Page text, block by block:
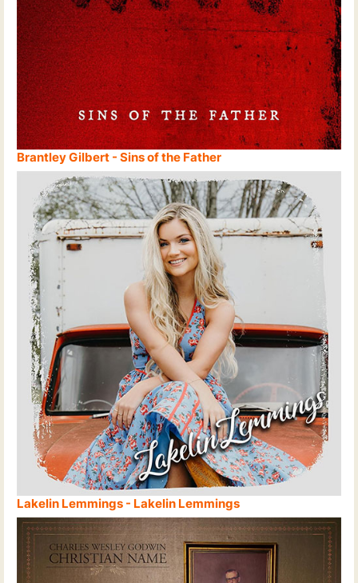
Brantley Gilbert - Sins of the Father
Lakelin Lemmings - Lakelin Lemmings